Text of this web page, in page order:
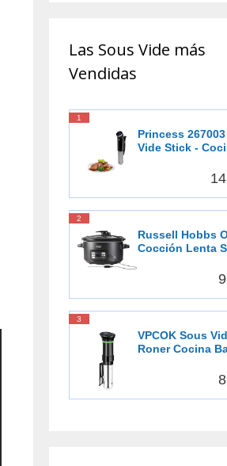
Las Sous Vide más
Vendidas
1
Princess
Vide Stick -
2
Russell Hobbs
Cocción Lenta
Cocinar al
Medidor
Pantalla Digital
Raciones,
Extraíble de
Negro - 25630-
3
VPCOK Sous
Roner Cocina
Pantalla LCD
Cocinero